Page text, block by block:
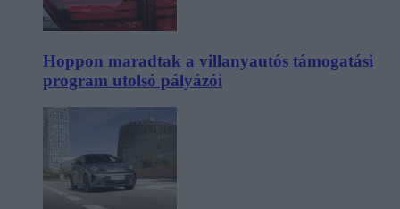
Hoppon maradtak a villanyautós támogatási
program utolsó pályázói